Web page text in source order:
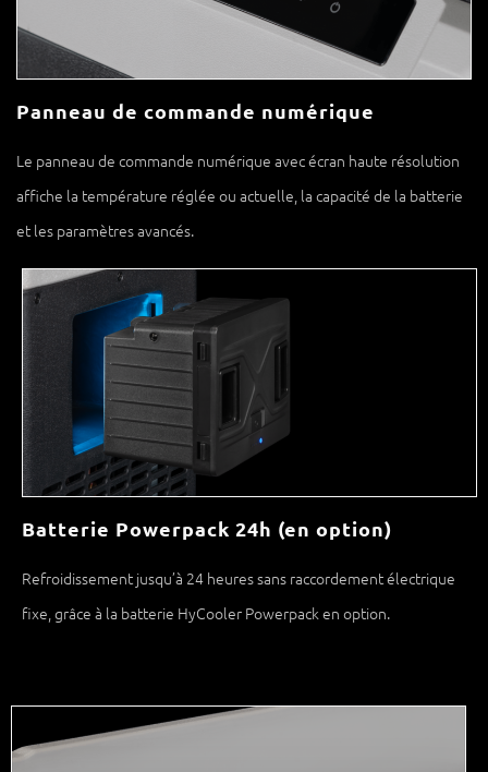
Panneau de commande numérique
Le panneau de commande numérique avec écran haute résolution
affiche la température réglée ou actuelle, la capacité de la batterie
et les paramètres avancés.
Batterie Powerpack 24h (en option)
Refroidissement jusqu’à 24 heures sans raccordement électrique
fixe, grâce à la batterie HyCooler Powerpack en option.